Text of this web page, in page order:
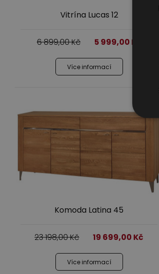
Vitrína Lucas 12
6 899,00Kč 5 999,00 Kč
Více informací
Komoda Latina 45
23 198,00Kč 19 699,00 Kč
Více informací